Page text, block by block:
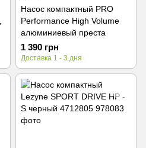
Насос компактный PRO
Performance High Volume
алюминиевый преста
1 390 грн
Доставка 1 - 3 дня